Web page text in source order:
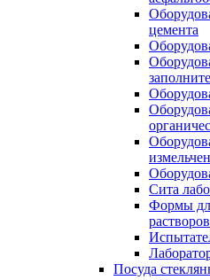
цемента
Сита
Формы
растворов
Посуда